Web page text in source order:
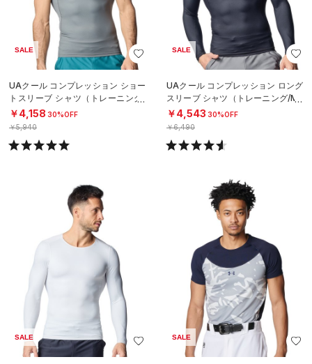
SALE
UAクール コンプレッション ショー
トスリーブ シャツ（トレーニング/
MEN）
￥4,158 30%OFF
￥5,940
SALE
UAクール コンプレッション ロング
スリーブ シャツ（トレーニング/ME
N）
￥4,543 30%OFF
￥6,490
SALE SALE